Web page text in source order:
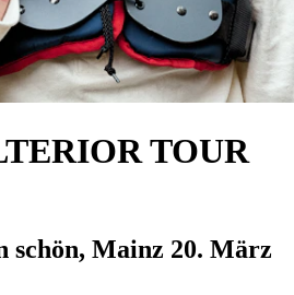
TOUR
schön, Mainz 20. März